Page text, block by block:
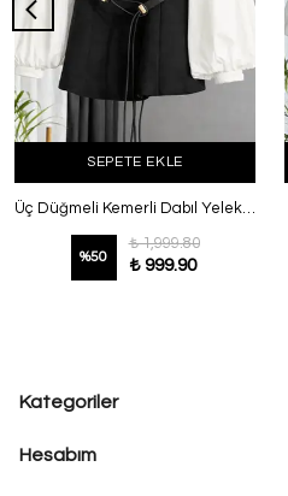
SEPETE EKLE
Üç Düğmeli Kemerli Dabıl Yelek Siyah
%50
₺ 1,999.80
₺ 999.90
Kategoriler
Hesabım